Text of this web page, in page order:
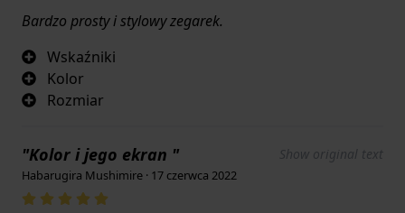
Bardzo prosty i stylowy zegarek.
Wskaźniki
Kolor
Rozmiar
"Kolor i jego ekran " Show original text
Habarugira Mushimire · 17 czerwca 2022